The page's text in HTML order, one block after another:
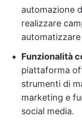
automazione
realizzare
Funzionalità
piattaforma
strumenti di
marketing e
social media.